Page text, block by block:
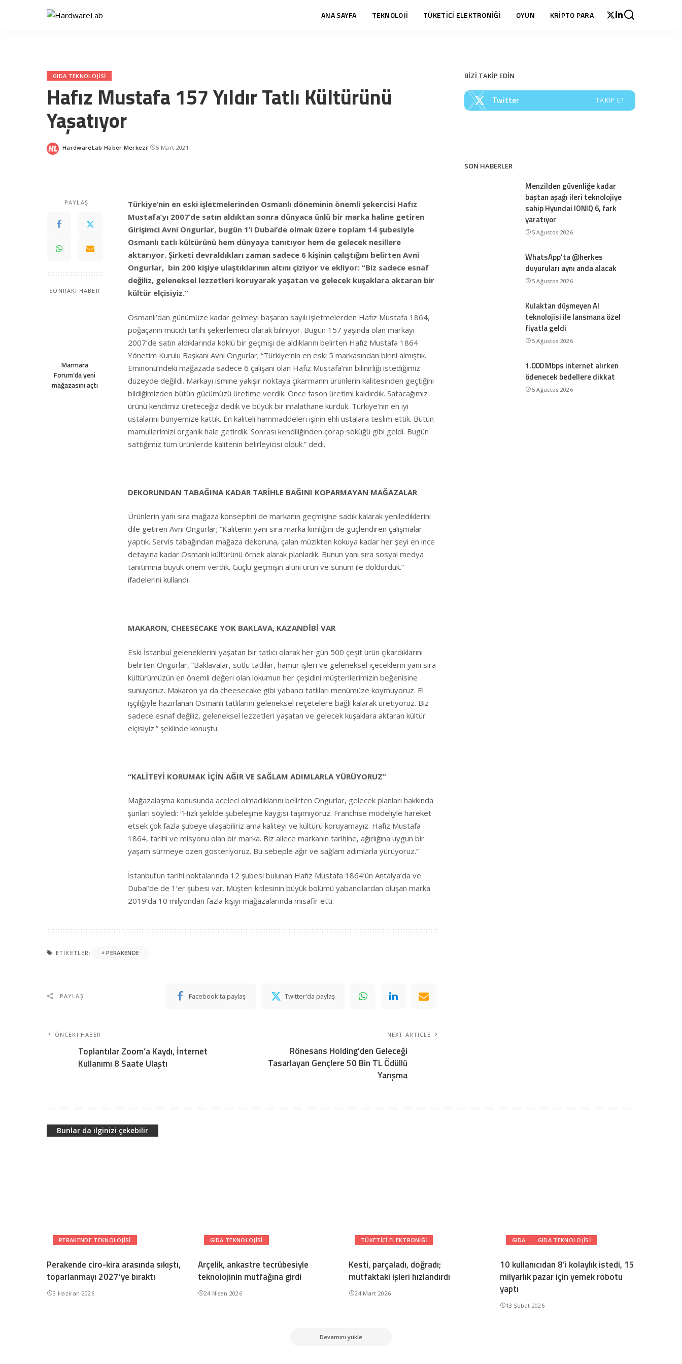
ANA SAYFA TEKNOLOJİ TÜKETİCİ ELEKTRONİĞİ OYUN KRİPTO PARA
GIDA TEKNOLOJISI
Hafız Mustafa 157 Yıldır Tatlı Kültürünü
Yaşatıyor
Posted
HardwareLab Haber Merkezi 5 Mart 2021
PAYLAŞ
SONRAKİ HABER
Marmara
Forum’da yeni
mağazasını açtı
Türkiye’nin en eski işletmelerinden Osmanlı döneminin önemli şekercisi Hafız
Mustafa’yı 2007’de satın aldıktan sonra dünyaca ünlü bir marka haline getiren
Girişimci Avni Ongurlar, bugün 1’i Dubai’de olmak üzere toplam 14 şubesiyle
Osmanlı tatlı kültürünü hem dünyaya tanıtıyor hem de gelecek nesillere
aktarıyor. Şirketi devraldıkları zaman sadece 6 kişinin çalıştığını belirten Avni
Ongurlar, bin 200 kişiye ulaştıklarının altını çiziyor ve ekliyor: “Biz sadece esnaf
değiliz, geleneksel lezzetleri koruyarak yaşatan ve gelecek kuşaklara aktaran bir
kültür elçisiyiz.”
Osmanlı’dan günümüze kadar gelmeyi başaran sayılı işletmelerden Hafız Mustafa 1864,
poğaçanın mucidi tarihi şekerlemeci olarak biliniyor. Bugün 157 yaşında olan markayı
2007’de satın aldıklarında köklü bir geçmişi de aldıklarını belirten Hafız Mustafa 1864
Yönetim Kurulu Başkanı Avni Ongurlar; “Türkiye’nin en eski 5 markasından birini almıştık.
Eminönü’ndeki mağazada sadece 6 çalışanı olan Hafız Mustafa’nın bilinirliği istediğimiz
düzeyde değildi. Markayı ismine yakışır noktaya çıkarmanın ürünlerin kalitesinden geçtiğini
bildiğimizden bütün gücümüzü üretime verdik. Önce fason üretimi kaldırdık. Satacağımız
ürünü kendimiz üreteceğiz dedik ve büyük bir imalathane kurduk. Türkiye’nin en iyi
ustalarını bünyemize kattık. En kaliteli hammaddeleri işinin ehli ustalara teslim ettik. Bütün
mamullerimizi organik hale getirdik. Sonrası kendiliğinden çorap söküğü gibi geldi. Bugün
sattığımız tüm ürünlerde kalitenin belirleyicisi olduk.” dedi.
DEKORUNDAN TABAĞINA KADAR TARİHLE BAĞINI KOPARMAYAN MAĞAZALAR
Ürünlerin yanı sıra mağaza konseptini de markanın geçmişine sadık kalarak yenilediklerini
dile getiren Avni Ongurlar; “Kalitenin yanı sıra marka kimliğini de güçlendiren çalışmalar
yaptık. Servis tabağından mağaza dekoruna, çalan müzikten kokuya kadar her şeyi en ince
detayına kadar Osmanlı kültürünü örnek alarak planladık. Bunun yanı sıra sosyal medya
tanıtımına büyük önem verdik. Güçlü geçmişin altını ürün ve sunum ile doldurduk.”
ifadelerini kullandı.
MAKARON, CHEESECAKE YOK BAKLAVA, KAZANDİBİ VAR
Eski İstanbul geleneklerini yaşatan bir tatlıcı olarak her gün 500 çeşit ürün çıkardıklarını
belirten Ongurlar, “Baklavalar, sütlü tatlılar, hamur işleri ve geleneksel içeceklerin yanı sıra
kültürümüzün en önemli değeri olan lokumun her çeşidini müşterilerimizin beğenisine
sunuyoruz. Makaron ya da cheesecake gibi yabancı tatlıları menümüze koymuyoruz. El
işçiliğiyle hazırlanan Osmanlı tatlılarını geleneksel reçetelere bağlı kalarak üretiyoruz. Biz
sadece esnaf değiliz, geleneksel lezzetleri yaşatan ve gelecek kuşaklara aktaran kültür
elçisiyiz.” şeklinde konuştu.
“KALİTEYİ KORUMAK İÇİN AĞIR VE SAĞLAM ADIMLARLA YÜRÜYORUZ”
Mağazalaşma konusunda aceleci olmadıklarını belirten Ongurlar, gelecek planları hakkında
şunları söyledi: “Hızlı şekilde şubeleşme kaygısı taşımıyoruz. Franchise modeliyle hareket
etsek çok fazla şubeye ulaşabiliriz ama kaliteyi ve kültürü koruyamayız. Hafız Mustafa
1864, tarihi ve misyonu olan bir marka. Biz ailece markanın tarihine, ağırlığına uygun bir
yaşam sürmeye özen gösteriyoruz. Bu sebeple ağır ve sağlam adımlarla yürüyoruz.”
İstanbul’un tarihi noktalarında 12 şubesi bulunan Hafız Mustafa 1864’ün Antalya’da ve
Dubai’de de 1’er şubesi var. Müşteri kitlesinin büyük bölümü yabancılardan oluşan marka
2019’da 10 milyondan fazla kişiyi mağazalarında misafir etti.
ETIKETLER: PERAKENDE
PAYLAŞ Facebook'ta paylaş Twitter'da paylaş
ÖNCEKI HABER
Toplantılar Zoom’a Kaydı, İnternet
Kullanımı 8 Saate Ulaştı
NEXT ARTICLE
Rönesans Holding’den Geleceği
Tasarlayan Gençlere 50 Bin TL Ödüllü
Yarışma
BİZİ TAKİP EDİN
Twitter TAKIP ET
SON HABERLER
Menzilden güvenliğe kadar
baştan aşağı ileri teknolojiye
sahip Hyundai IONIQ 6, fark
yaratıyor
5 Ağustos 2026
WhatsApp’ta @herkes
duyuruları aynı anda alacak
5 Ağustos 2026
Kulaktan düşmeyen AI
teknolojisi ile lansmana özel
fiyatla geldi
5 Ağustos 2026
1.000 Mbps internet alırken
ödenecek bedellere dikkat
5 Ağustos 2026
Bunlar da ilginizi çekebilir
PERAKENDE TEKNOLOJISI
Perakende ciro-kira arasında sıkıştı,
toparlanmayı 2027’ye bıraktı
3 Haziran 2026
GIDA TEKNOLOJISI
Arçelik, ankastre tecrübesiyle
teknolojinin mutfağına girdi
24 Nisan 2026
TÜKETICI ELEKTRONIĞI
Kesti, parçaladı, doğradı;
mutfaktaki işleri hızlandırdı
24 Mart 2026
GIDA GIDA TEKNOLOJISI
10 kullanıcıdan 8’i kolaylık istedi, 15
milyarlık pazar için yemek robotu
yaptı
13 Şubat 2026
Devamını yükle